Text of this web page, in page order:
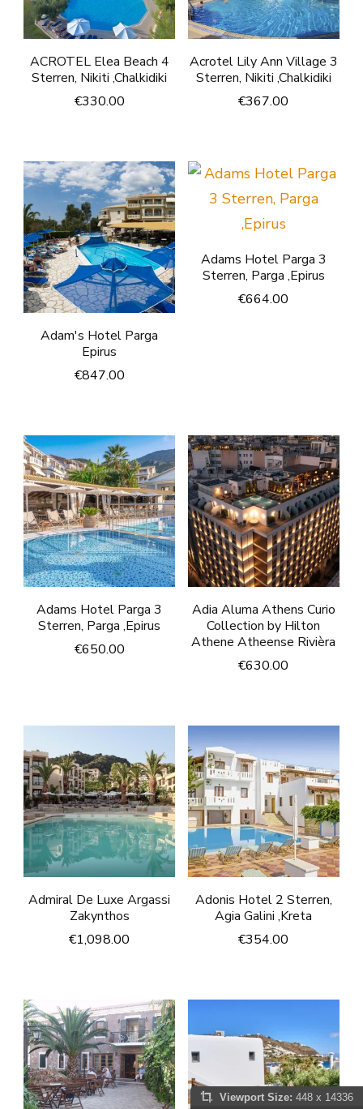
ACROTEL Elea Beach 4
Sterren, Nikiti ,Chalkidiki
€330.00
Acrotel Lily Ann Village 3
Sterren, Nikiti ,Chalkidiki
€367.00
Adam's Hotel Parga
Epirus
€847.00
Adams Hotel Parga 3
Sterren, Parga ,Epirus
€664.00
Adams Hotel Parga 3
Sterren, Parga ,Epirus
€650.00
Adia Aluma Athens Curio
Collection by Hilton
Athene Atheense Rivièra
€630.00
Admiral De Luxe Argassi
Zakynthos
€1,098.00
Adonis Hotel 2 Sterren,
Agia Galini ,Kreta
€354.00
Viewport Size: 448 x 14336